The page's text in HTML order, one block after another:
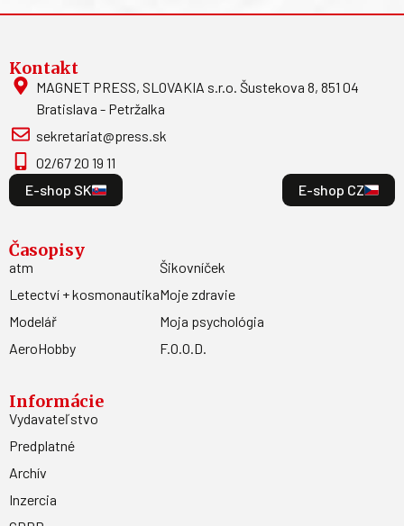
Kontakt
MAGNET PRESS, SLOVAKIA s.r.o. Šustekova 8, 851 04
Bratislava - Petržalka
sekretariat@press.sk
02/67 20 19 11
E-shop SK
E-shop CZ
Časopisy
atm
Letectví + kosmonautika
Modelář
AeroHobby
Šikovníček
Moje zdravie
Moja psychológia
F.O.O.D.
Informácie
Vydavateľstvo
Predplatné
Archív
Inzercia